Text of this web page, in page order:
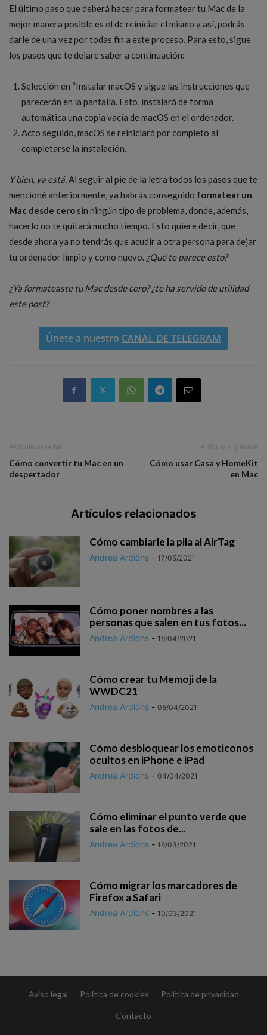
El último paso que deberá hacer para formatear tu Mac de la
mejor manera posible es el de reiniciar el mismo y así, podrás
darle de una vez por todas fin a este proceso. Para esto, sigue
los pasos que te dejare saber a continuación:
Selección en “Instalar macOS y sigue las instrucciones que
parecerán en la pantalla. Esto, instalará de forma
automática una copia vacía de macOS en el ordenador.
Acto seguido, macOS se reiniciará por completo al
completarse la instalación.
Y bien, ya está. Al seguir al pie de la letra todos los pasos que te
mencioné anteriormente, ya habrás conseguido formatear un
Mac desde cerosin ningún tipo de problema, donde, además,
hacerlo no te quitará mucho tiempo. Esto quiere decir, que
desde ahora ya no tendrás que acudir a otra persona para dejar
tu ordenador limpio y como nuevo. ¿Qué te parece esto?
¿Ya formateaste tu Mac desde cero? ¿te ha servido de utilidad
este post?
Únete a nuestro CANAL DE TELEGRAM
Artículo anterior
Cómo convertir tu Mac en un
despertador
Artículo siguiente
Cómo usar Casa y HomeKit
en Mac
Artículos relacionados
Cómo cambiarle la pila al AirTag
Andrea Ardións - 17/05/2021
Cómo poner nombres a las
personas que salen en tus fotos...
Andrea Ardións - 16/04/2021
Cómo crear tu Memoji de la
WWDC21
Andrea Ardións - 05/04/2021
Cómo desbloquear los emoticonos
ocultos en iPhone e iPad
Andrea Ardións - 04/04/2021
Cómo eliminar el punto verde que
sale en las fotos de...
Andrea Ardións - 16/03/2021
Cómo migrar los marcadores de
Firefox a Safari
Andrea Ardións - 10/03/2021
Aviso legal Política de cookies Política de privacidad
Contacto